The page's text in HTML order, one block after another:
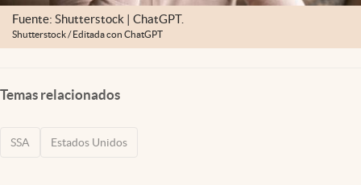
Fuente: Shutterstock | ChatGPT.
Shutterstock / Editada con ChatGPT
Temas relacionados
SSA Estados Unidos